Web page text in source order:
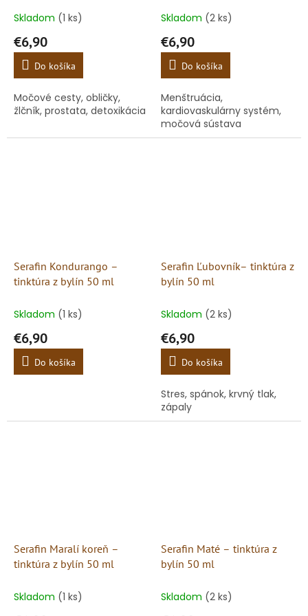
Skladom (1 ks)
€6,90
Do košíka
Močové cesty, obličky,
žlčník, prostata, detoxikácia
Skladom (2 ks)
€6,90
Do košíka
Menštruácia,
kardiovaskulárny systém,
močová sústava
Serafin Kondurango –
tinktúra z bylín 50 ml
Skladom (1 ks)
€6,90
Do košíka
Serafin Ľubovník– tinktúra z
bylín 50 ml
Skladom (2 ks)
€6,90
Do košíka
Stres, spánok, krvný tlak,
zápaly
Serafin Maralí koreň –
tinktúra z bylín 50 ml
Skladom (1 ks)
Serafin Maté – tinktúra z
bylín 50 ml
Skladom (2 ks)